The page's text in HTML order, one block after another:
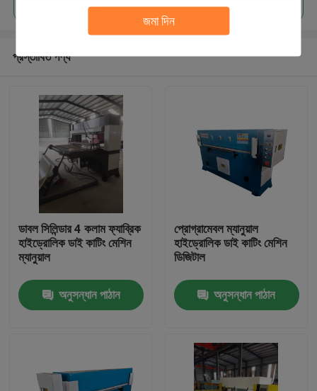
জমা দিন
প্রস্তাবিত পণ্য
ডাবল সিলিন্ডার 4 কলাম ফ্যাব্রিক
হাইড্রোলিক ডাই কাটিং মেশিন
ম্যানুয়াল
অনুসন্ধান পাঠান
প্রোগ্রামেবল ম্যানুয়াল
হাইড্রোলিক ডাই কাটিং মেশিন
ডিজিটাল
অনুসন্ধান পাঠান